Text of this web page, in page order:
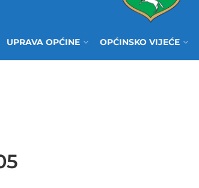
UPRAVA OPĆINE OPĆINSKO VIJEĆE